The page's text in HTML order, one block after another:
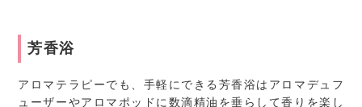
芳香浴
アロマテラピーでも、手軽にできる芳香浴はアロマデュフ
ューザーやアロマポッドに数滴精油を垂らして香りを楽し